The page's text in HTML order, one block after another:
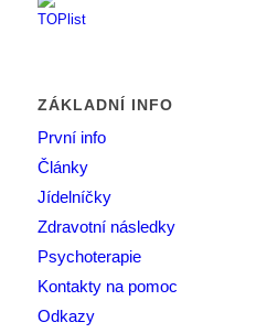
ZÁKLADNÍ INFO
První info
Články
Jídelníčky
Zdravotní následky
Psychoterapie
Kontakty na pomoc
Odkazy